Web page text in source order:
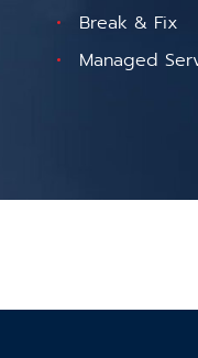
Break & Fix
Managed